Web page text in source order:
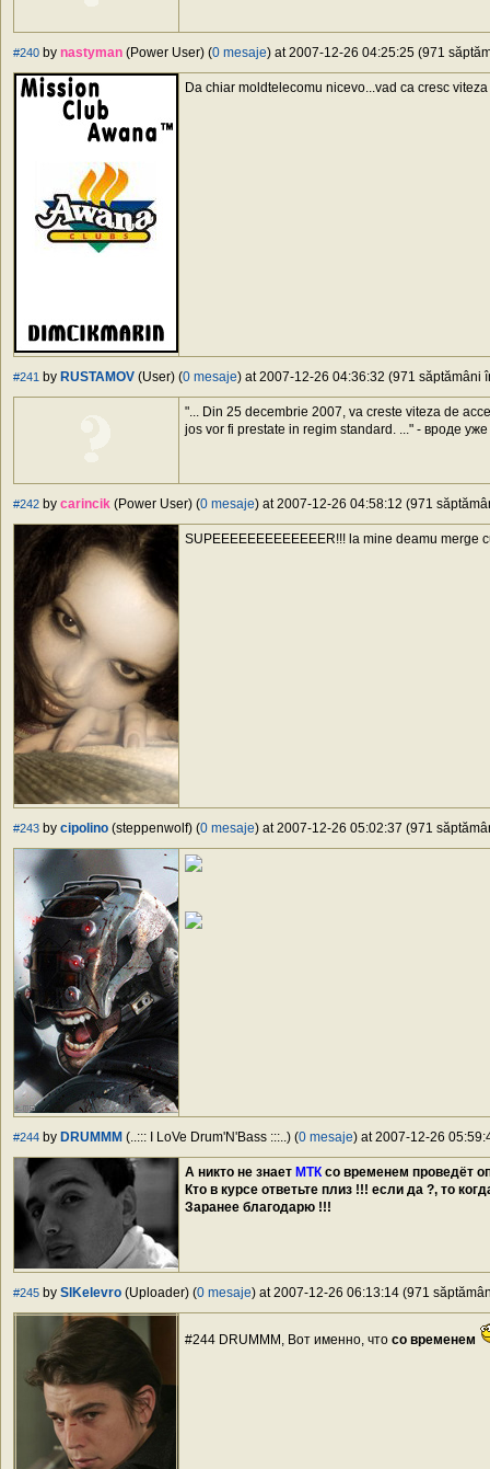
#240 by nastyman (Power User) (0 mesaje) at 2007-12-26 04:25:25 (971
Da chiar moldtelecomu nicevo...vad ca cresc viteza
#241 by RUSTAMOV (User) (0 mesaje) at 2007-12-26 04:36:32 (971 săptămâni
"... Din 25 decembrie 2007, va creste viteza de
jos vor fi prestate in regim standard. ..." - вроде
#242 by carincik (Power User) (0 mesaje) at 2007-12-26 04:58:12 (971
SUPEEEEEEEEEEEEER!!! la mine deamu merge
#243 by cipolino (steppenwolf) (0 mesaje) at 2007-12-26 05:02:37 (971
#244 by DRUMMM (..::: I LoVe Drum'N'Bass :::..) (0 mesaje) at 2007-12-26
А никто не знает МТКсо временем проведёт
Кто в курсе ответьте плиз !!! если да ?, то
Заранее благодарю !!!
#245 by SlKelevro (Uploader) (0 mesaje) at 2007-12-26 06:13:14 (971
#244 DRUMMM, Вот именно, что со временем